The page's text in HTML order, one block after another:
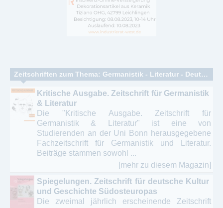
Zeitschriften zum Thema: Germanistik - Literatur - Deutsche Philologie - Linguistik
Kritische Ausgabe. Zeitschrift für Germanistik
& Literatur
Die "Kritische Ausgabe. Zeitschrift für
Germanistik & Literatur" ist eine von
Studierenden an der Uni Bonn herausgegebene
Fachzeitschrift für Germanistik und Literatur.
Beiträge stammen sowohl ...
[mehr zu diesem Magazin]
Spiegelungen. Zeitschrift für deutsche Kultur
und Geschichte Südosteuropas
Die zweimal jährlich erscheinende Zeitschrift